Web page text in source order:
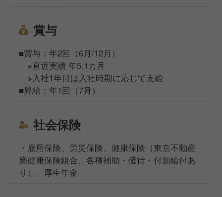
賞与
■賞与：年2回（6月/12月）
※直近実績 年5.1カ月
※入社1年目は入社時期に応じて支給
■昇給：年1回（7月）
社会保険
・雇用保険、労災保険、健康保険（東京不動産
業健康保険組合、各種補助・優待・付加給付あ
り）、厚生年金